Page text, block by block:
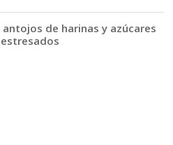
de harinas y azúcares